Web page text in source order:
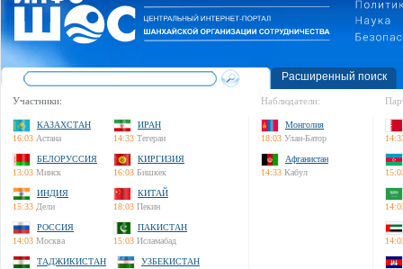
Расширенный поиск
Участники:
КАЗАХСТАН
16:03 Астана
ИРАН
14:33 Тегеран
БЕЛОРУССИЯ
13:03 Минск
КИРГИЗИЯ
16:03 Бишкек
ИНДИЯ
15:33 Дели
КИТАЙ
18:03 Пекин
РОССИЯ
14:03 Москва
ПАКИСТАН
15:03 Исламабад
ТАДЖИКИСТАН
УЗБЕКИСТАН
Наблюдатели:
Монголия
18:03 Улан-Батор
Афганистан
14:33 Кабул